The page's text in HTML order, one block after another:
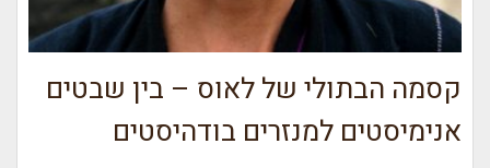
קסמה הבתולי של לאוס – בין שבטים
אנימיסטים למנזרים בודהיסטים